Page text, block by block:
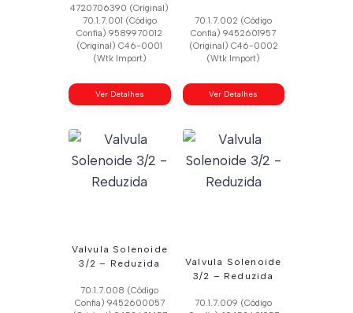
4720706390 (Original)
70.1.7.001 (Código
Confia) 9589970012
(Original) C46-0001
(Wtk Import)
Ver Detalhes
70.1.7.002 (Código
Confia) 9452601957
(Original) C46-0002
(Wtk Import)
Ver Detalhes
Valvula Solenoide
3/2 – Reduzida
70.1.7.008 (Código
Confia) 9452600057
Valvula Solenoide
3/2 – Reduzida
70.1.7.009 (Código